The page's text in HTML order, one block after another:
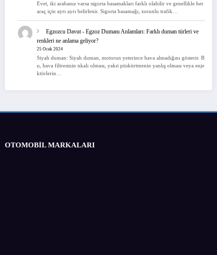
Evet, iki arabanız varsa sigorta basamakları farklı olabilir ve genellikle her
araç için ayrı ayrı belirlenir. Sigorta basamağı, zorunlu trafik…
Egzozcu Davut- Egzoz Dumanı Anlamları: Farklı duman türleri ve
renkleri ne anlama geliyor?
25 Ocak 2024
Siyah duman: Siyah duman, motorun yeterince hava almadığını gösterir. B
u, hava filtresinin tıkalı olması, yakıt püskürtmenin yanlış olması veya enje
ktörlerin…
OTOMOBİL MARKALARI